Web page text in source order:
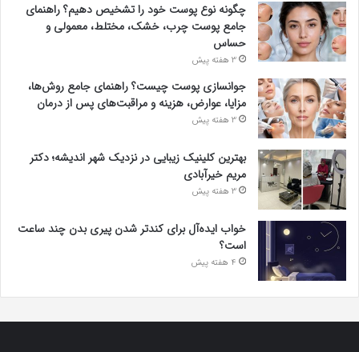
چگونه نوع پوست خود را تشخیص دهیم؟ راهنمای
جامع پوست چرب، خشک، مختلط، معمولی و
حساس
3 هفته پیش
جوانسازی پوست چیست؟ راهنمای جامع روش‌ها،
مزایا، عوارض، هزینه و مراقبت‌های پس از درمان
3 هفته پیش
بهترین کلینیک زیبایی در نزدیک شهر اندیشه؛ دکتر
مریم خیرآبادی
3 هفته پیش
خواب ایده‌آل برای کندتر شدن پیری بدن چند ساعت
است؟
4 هفته پیش